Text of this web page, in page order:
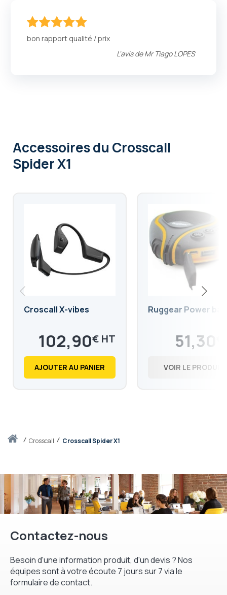
Accueilcrosscall Crosscall Spider X1
bon rapport qualité / prix
L'avis deMr Tiago LOPES
Accessoiresdu Crosscall
Spider X1
Croscall X-vibes
102,90€
123,48
AJOUTER AU PANIER
Ruggear Power
51,30
VOIR LE PRODUIT
Contactez-nous
Besoin d'une information produit, d'un devis ? Nos
équipes sont à votre écoute 7 jours sur 7 via le
formulaire de contact.